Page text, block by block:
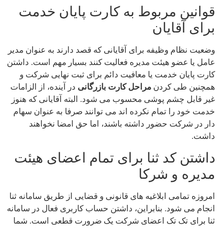
قوانین مربوط به کارت پایان خدمت
برای آقایان
وضعیت نظام وظیفه برای آقایانی که قصد دارند به عنوان مدیر
عامل یا عضو هیئت مدیره فعالیت کنند بسیار مهم است. داشتن
کارت پایان خدمت یا معافیت دائم برای ثبت نهایی شرکت و
همچنین طی کردن مراحل کارت بازرگانی در آینده، از الزامات
غیر قابل چشم پوشی محسوب می شود. البته آقایانی که هنوز
خدمت خود را تمام نکرده اند می توانند صرفا به عنوان سهام
دار در شرکت حضور داشته باشند، اما حق امضا نخواهند
داشت.
داشتن کد ثنا برای تمام اعضای هیئت
مدیره و شرکا
امروزه تمامی ابلاغیه های قانونی و قضایی از طریق سامانه ثنا
انجام می شود. بنابراین، داشتن حساب کاربری فعال در سامانه
ثنا برای تک تک اعضای شرکت یک ضرورت قطعی است. شما